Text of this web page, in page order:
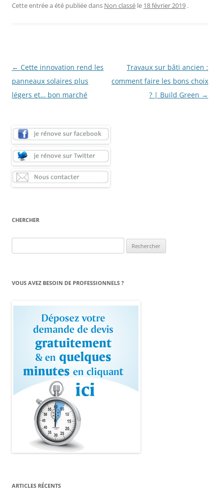
Cette entrée a été publiée dans Non classé le 18 février 2019 .
Navigation
des
articles
← Cette innovation rend les
panneaux solaires plus
légers et… bon marché
Travaux sur bâti ancien :
comment faire les bons choix
? | Build Green →
CHERCHER
VOUS AVEZ BESOIN DE PROFESSIONNELS ?
ARTICLES RÉCENTS